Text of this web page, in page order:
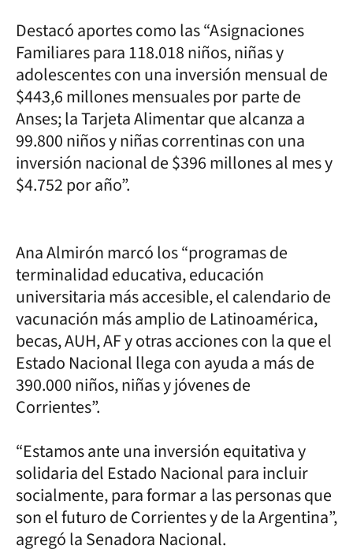
Destacó aportes como las “Asignaciones
Familiares para 118.018 niños, niñas y
adolescentes con una inversión mensual de
$443,6 millones mensuales por parte de
Anses; la Tarjeta Alimentar que alcanza a
99.800 niños y niñas correntinas con una
inversión nacional de $396 millones al mes y
$4.752 por año”.
Ana Almirón marcó los “programas de
terminalidad educativa, educación
universitaria más accesible, el calendario de
vacunación más amplio de Latinoamérica,
becas, AUH, AF y otras acciones con la que el
Estado Nacional llega con ayuda a más de
390.000 niños, niñas y jóvenes de
Corrientes”.
“Estamos ante una inversión equitativa y
solidaria del Estado Nacional para incluir
socialmente, para formar a las personas que
son el futuro de Corrientes y de la Argentina”,
agregó la Senadora Nacional.